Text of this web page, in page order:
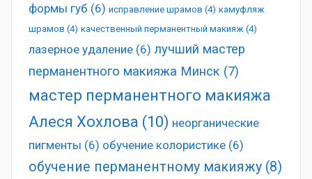
формы губ (6) исправление шрамов (4) камуфляж
шрамов (4) качественный перманентный макияж (4)
лазерное удаление (6) лучший мастер
перманентного макияжа Минск (7)
мастер перманентного макияжа
Алеся Хохлова (10) неорганические
пигменты (6) обучение колористике (6)
обучение перманентному макияжу (8)